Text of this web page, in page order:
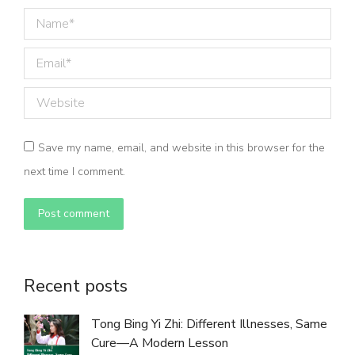
Name *
Email *
Website
Save my name, email, and website in this browser for the
next time I comment.
Post comment
Recent posts
Tong Bing Yi Zhi: Different Illnesses, Same
Cure—A Modern Lesson